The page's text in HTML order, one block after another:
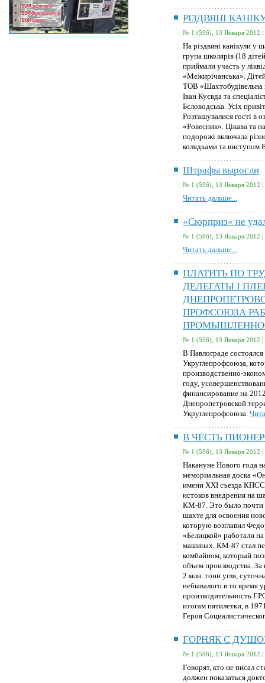
РІЗДВЯНІ
№ 1 (596), 13 Января 2012 |
На різдвяні канікули у
група школярів (18
приймали участь у
«Межирічанська».
ТОВ «Шахтобудівельна
Іван Куєвда та
Бєловодська. Усіх
Розташувалися гості в
«Ровесник». Цікава та
подорожі включала
колядками та виступом
Штрафы выросли
№ 1 (596), 13 Января 2012 |
Читать дальше...
«Сюрприз» не
№ 1 (596), 13 Января 2012 |
Читать дальше...
ПЛАТИТЬ ПО
ДЕЛЕГАТЫ I
ПРОФСОЮЗА
№ 1 (596), 13 Января 2012 |
В Павлограде
Укруглепрофсоюза,
производственно-
году,
финансирование на
Днепропетровской
Укруглепрофсоюза.
В ЧЕСТЬ
№ 1 (596), 13 Января 2012 |
Накануне Нового года
мемориальная доска
имени ХХІ съезда
истоков внедрения на
КМ-87. Это было почти
шахте для освоения
которую возглавил
«Белицкой» работали
машинах. КМ-87 стал
комбайном, который
объем производства. За
2 млн. тонн угля,
небывалого в то время
производительность
итогам пятилетки, в
Героя
ГОРНЯК С
№ 1 (596), 13 Января 2012 |
Говорят, кто не писал
должен показаться